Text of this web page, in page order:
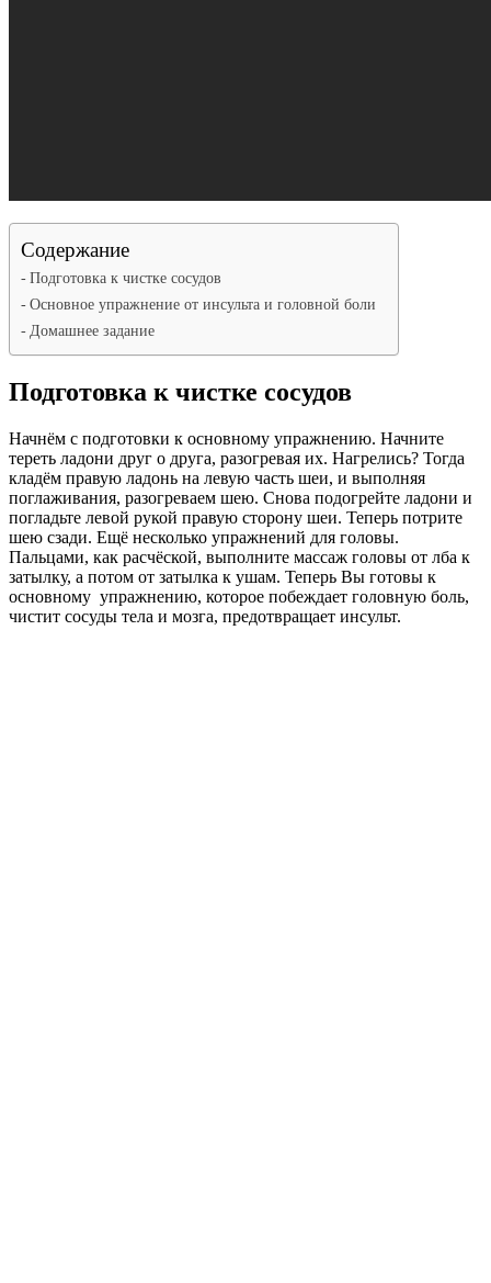
Содержание
Подготовка к чистке сосудов
Основное упражнение от инсульта и головной боли
Домашнее задание
Подготовка к чистке сосудов
Начнём с подготовки к основному упражнению. Начните
тереть ладони друг о друга, разогревая их. Нагрелись? Тогда
кладём правую ладонь на левую часть шеи, и выполняя
поглаживания, разогреваем шею. Снова подогрейте ладони и
погладьте левой рукой правую сторону шеи. Теперь потрите
шею сзади. Ещё несколько упражнений для головы.
Пальцами, как расчёской, выполните массаж головы от лба к
затылку, а потом от затылка к ушам. Теперь Вы готовы к
основному упражнению, которое побеждает головную боль,
чистит сосуды тела и мозга, предотвращает инсульт.